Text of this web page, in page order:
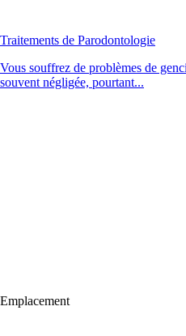
Traitements de Parodontologie
Vous souffrez de problèmes de
souvent négligée, pourtant...
Emplacement